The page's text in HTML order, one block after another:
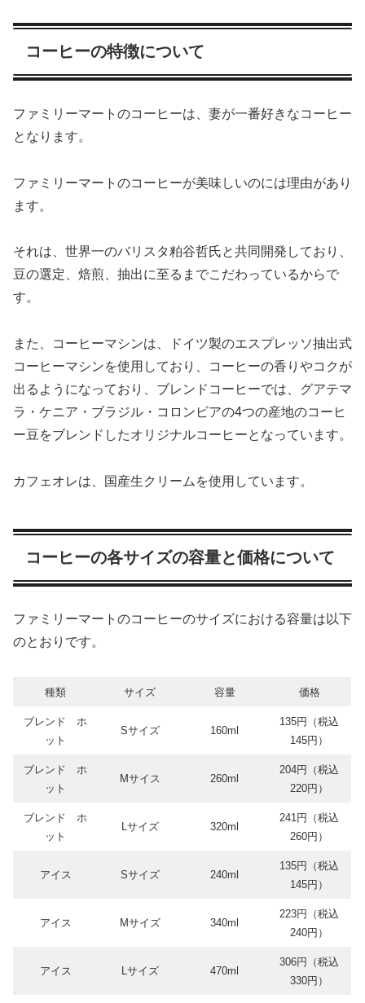
コーヒーの特徴について
ファミリーマートのコーヒーは、妻が一番好きなコーヒー
となります。
ファミリーマートのコーヒーが美味しいのには理由があり
ます。
それは、世界一のバリスタ粕谷哲氏と共同開発しており、
豆の選定、焙煎、抽出に至るまでこだわっているからで
す。
また、コーヒーマシンは、ドイツ製のエスプレッソ抽出式
コーヒーマシンを使用しており、コーヒーの香りやコクが
出るようになっており、ブレンドコーヒーでは、グアテマ
ラ・ケニア・ブラジル・コロンビアの4つの産地のコーヒ
ー豆をブレンドしたオリジナルコーヒーとなっています。
カフェオレは、国産生クリームを使用しています。
コーヒーの各サイズの容量と価格について
ファミリーマートのコーヒーのサイズにおける容量は以下
のとおりです。
種類 サイズ 容量 価格
ブレンド ホ
ット
Sサイズ 160ml
135円（税込
145円）
ブレンド ホ
ット
Mサイス 260ml
204円（税込
220円）
ブレンド ホ
ット
Lサイズ 320ml
241円（税込
260円）
アイス Sサイズ 240ml
135円（税込
145円）
アイス Mサイズ 340ml
223円（税込
240円）
アイス Lサイズ 470ml
306円（税込
330円）